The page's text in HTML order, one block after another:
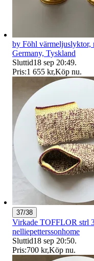
by Föhl värmeljuslyktor,
Germany, Tyskland
Sluttid18 sep 20:49.
Pris:1 655 kr,Köp nu.
37/38
Virkade TOFFLOR strl
nelliepetterssonhome
Sluttid18 sep 20:50.
Pris:700 kr,Köp nu.